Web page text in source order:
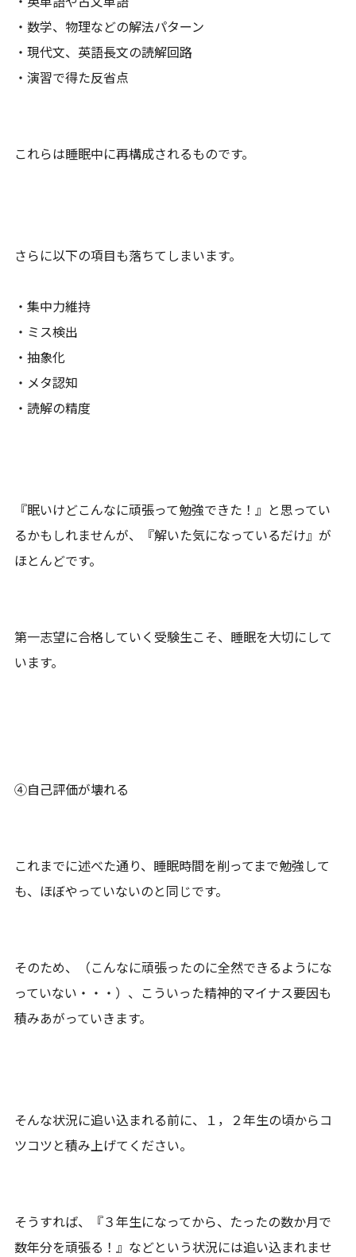
・数学、物理などの解法パターン
・現代文、英語長文の読解回路
・演習で得た反省点
これらは睡眠中に再構成されるものです。
さらに以下の項目も落ちてしまいます。
・集中力維持
・ミス検出
・抽象化
・メタ認知
・読解の精度
『眠いけどこんなに頑張って勉強できた！』と思ってい
るかもしれませんが、『解いた気になっているだけ』が
ほとんどです。
第一志望に合格していく受験生こそ、睡眠を大切にして
います。
④自己評価が壊れる
これまでに述べた通り、睡眠時間を削ってまで勉強して
も、ほぼやっていないのと同じです。
そのため、（こんなに頑張ったのに全然できるようにな
っていない・・・）、こういった精神的マイナス要因も
積みあがっていきます。
そんな状況に追い込まれる前に、１，２年生の頃からコ
ツコツと積み上げてください。
そうすれば、『３年生になってから、たったの数か月で
数年分を頑張る！』などという状況には追い込まれませ